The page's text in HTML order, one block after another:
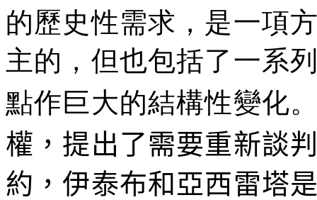
的歷史性需求，是一項
主的，但也包括了一系
點作巨大的結構性變化
權，提出了需要重新談
約，伊泰布和亞西雷塔